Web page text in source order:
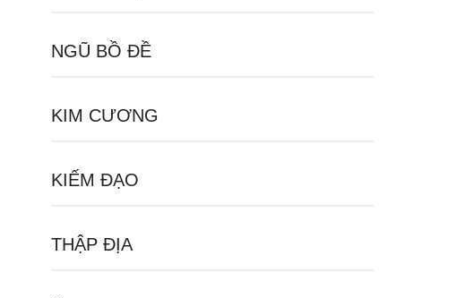
NGŨ BỒ ĐỀ
KIM CƯƠNG
KIẾM ĐẠO
THẬP ĐỊA